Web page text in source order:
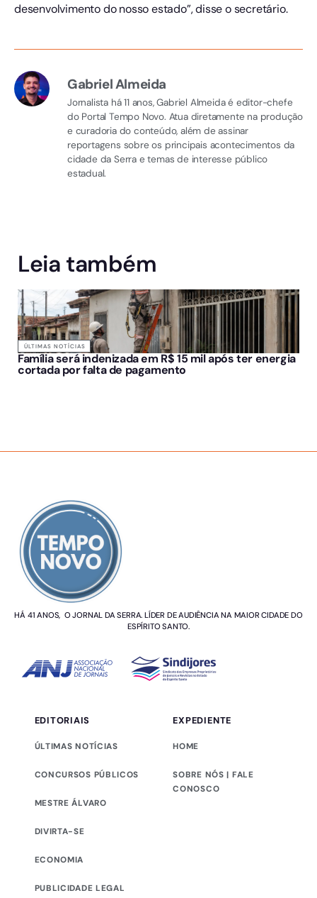
desenvolvimento do nosso estado”, disse o secretário.
Gabriel Almeida
Jornalista há 11 anos, Gabriel Almeida é editor-chefe
do Portal Tempo Novo. Atua diretamente na produção
e curadoria do conteúdo, além de assinar
reportagens sobre os principais acontecimentos da
cidade da Serra e temas de interesse público
estadual.
Leia também
ÚLTIMAS NOTÍCIAS
Família será indenizada em R$ 15 mil após ter energia
cortada por falta de pagamento
HÁ 41 ANOS, O JORNAL DA SERRA. LÍDER DE AUDIÊNCIA NA MAIOR CIDADE DO
ESPÍRITO SANTO.
EDITORIAIS
ÚLTIMAS NOTÍCIAS
CONCURSOS PÚBLICOS
MESTRE ÁLVARO
DIVIRTA-SE
ECONOMIA
PUBLICIDADE LEGAL
EXPEDIENTE
HOME
SOBRE NÓS | FALE
CONOSCO